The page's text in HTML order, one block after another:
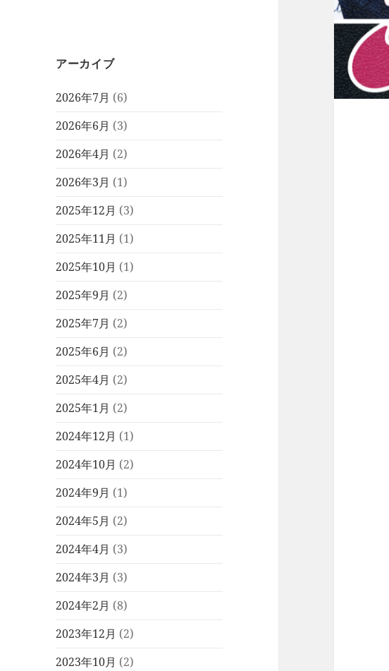
アーカイブ
2026年7月 (6)
2026年6月 (3)
2026年4月 (2)
2026年3月 (1)
2025年12月 (3)
2025年11月 (1)
2025年10月 (1)
2025年9月 (2)
2025年7月 (2)
2025年6月 (2)
2025年4月 (2)
2025年1月 (2)
2024年12月 (1)
2024年10月 (2)
2024年9月 (1)
2024年5月 (2)
2024年4月 (3)
2024年3月 (3)
2024年2月 (8)
2023年12月 (2)
2023年10月 (2)